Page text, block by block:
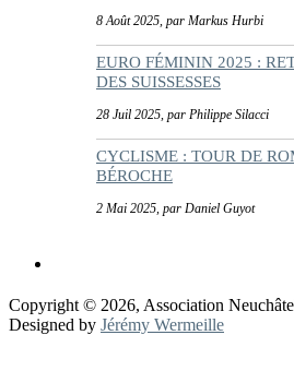
8 Août 2025, par Markus Hurbi
EURO FÉMININ 2025 :
DES SUISSESSES
28 Juil 2025, par Philippe Silacci
CYCLISME : TOUR DE
BÉROCHE
2 Mai 2025, par Daniel Guyot
Copyright © 2026, Association
Designed by Jérémy Wermeille